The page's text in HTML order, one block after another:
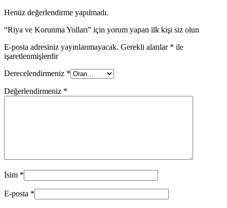
Henüz değerlendirme yapılmadı.
“Riya ve Korunma Yolları” için yorum yapan ilk kişi siz olun
E-posta adresiniz yayınlanmayacak. Gerekli alanlar * ile
işaretlenmişlerdir
Derecelendirmeniz *
Değerlendirmeniz *
İsim *
E-posta *